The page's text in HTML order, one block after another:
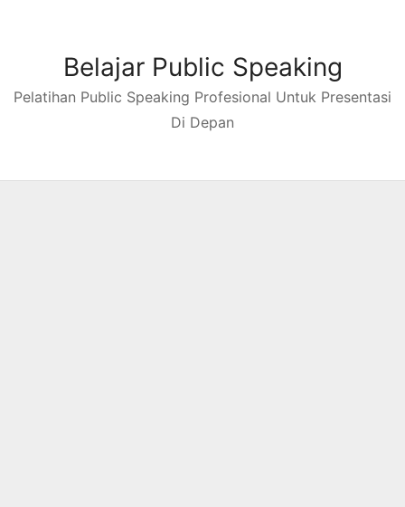
Belajar Public Speaking
Pelatihan Public Speaking Profesional Untuk Presentasi
Di Depan